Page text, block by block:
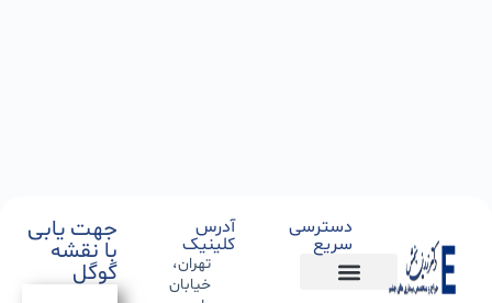
دسترسی
سریع
آدرس
کلینیک
تهران،
خیابان
جهت یابی
با نقشه
گوگل